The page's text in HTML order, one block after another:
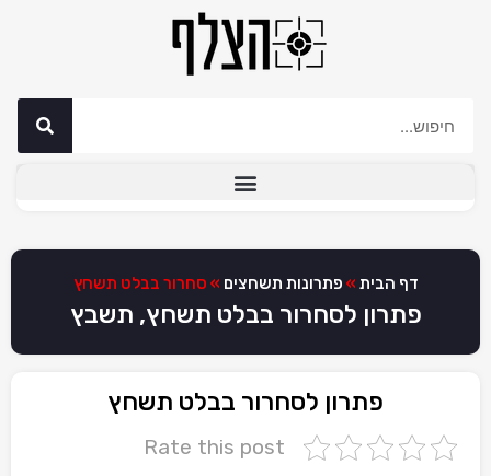
דף הבית » פתרונות תשחצים » סחרור בבלט תשחץ
פתרון לסחרור בבלט תשחץ, תשבץ
פתרון לסחרור בבלט תשחץ
Rate this post